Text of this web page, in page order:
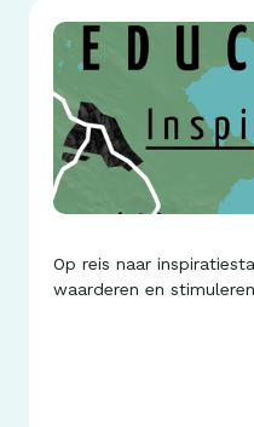
Op reis naar
waarderen en stimuleren